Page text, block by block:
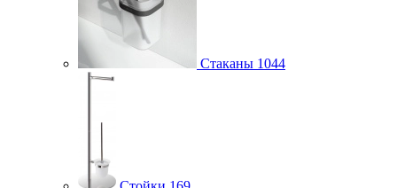
Стаканы 1044